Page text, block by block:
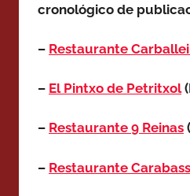
cronológico de
– Restaurante
– El Pintxo de Petritxol
– Restaurante 9 Reinas
– Restaurante